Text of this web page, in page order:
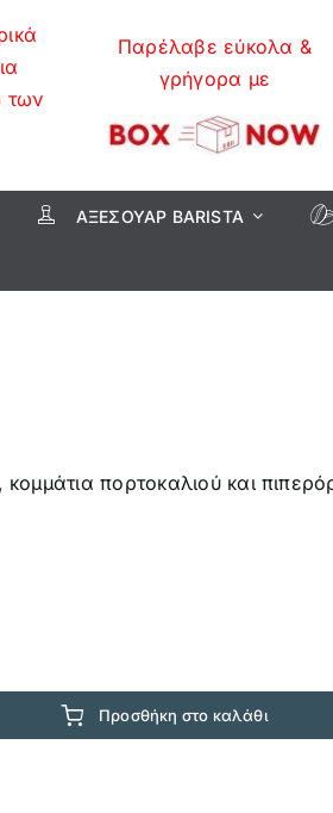
των
Παρέλαβε εύκολα &
γρήγορα με
ΑΞΕΣΟΥΆΡ BARISTA
πορτοκαλιού και
Προσθήκη στο καλάθι